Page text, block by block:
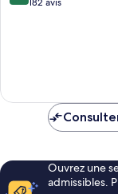
Ouvrez une
admissibles.